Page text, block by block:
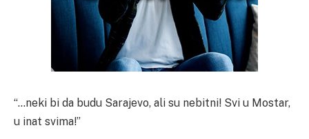
“…neki bi da budu Sarajevo, ali su nebitni! Svi u Mostar,
u inat svima!”